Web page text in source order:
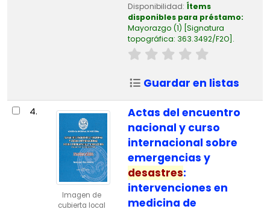
Disponibilidad: Ítems
disponibles para préstamo:
Mayorazgo (1) Signatura
topográfica: 363.3492/F2O .
Guardar en listas
4.
Imagen de
cubierta local
Actas del encuentro
nacional y curso
internacional sobre
emergencias y
desastres:
intervenciones en
medicina de